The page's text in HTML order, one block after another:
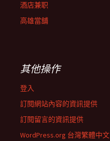
酒店兼职
高雄當舖
其他操作
登入
訂閱網站內容的資訊提供
訂閱留言的資訊提供
WordPress.org 台灣繁體中文